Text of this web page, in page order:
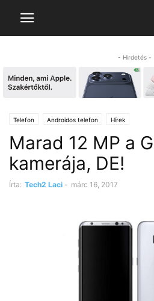
- Hirdetés -
Telefon Androidos telefon Hírek
Marad 12 MP a
kamerája, DE!
Írta: Tech2 Laci - márc 16, 2017